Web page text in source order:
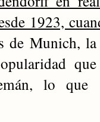
1923,
de Munich,
lo que